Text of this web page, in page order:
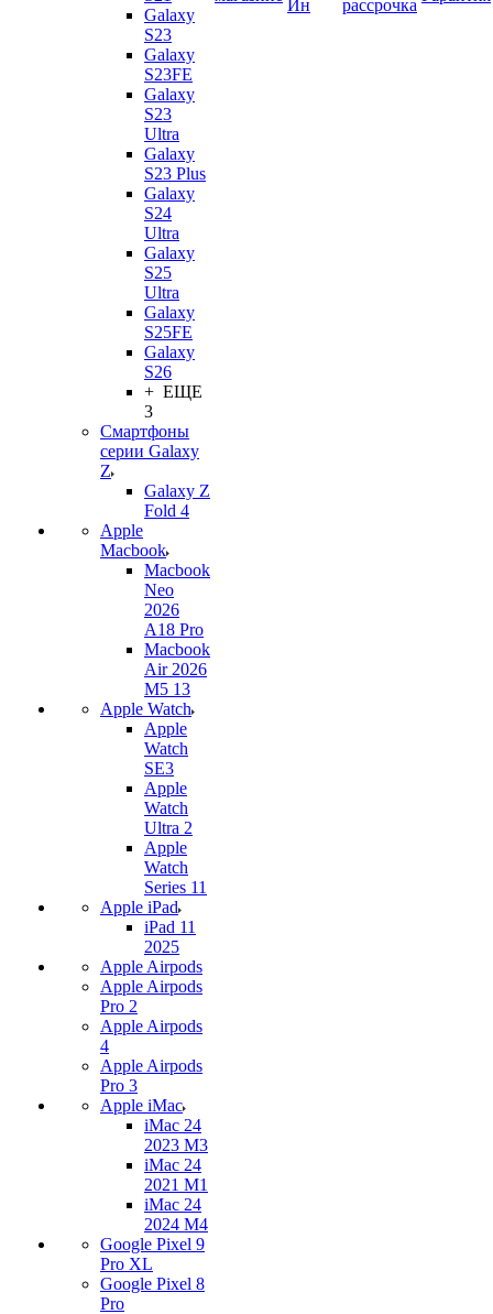
Galaxy
S23
Galaxy
S23FE
Galaxy
S23
Ultra
Galaxy
S23 Plus
Galaxy
S24
Ultra
Galaxy
S25
Ultra
Galaxy
S25FE
Galaxy
S26
+ ЕЩЕ
3
Смартфоны
серии Galaxy
Z
Galaxy Z
Fold 4
Apple
Macbook
Macbook
Neo
2026
A18 Pro
Macbook
Air 2026
M5 13
Apple Watch
Apple
Watch
SE3
Apple
Watch
Ultra 2
Apple
Watch
Series 11
Apple iPad
iPad 11
2025
Apple Airpods
Apple Airpods
Pro 2
Apple Airpods
4
Apple Airpods
Pro 3
Apple iMac
iMac 24
2023 M3
iMac 24
2021 M1
iMac 24
2024 M4
Google Pixel 9
Pro XL
Google Pixel 8
Pro
Ин
рассрочка